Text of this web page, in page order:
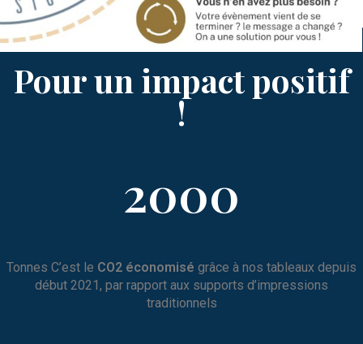
Pour un impact positif
!
2000
Tonnes C’est le CO2 économisé grâce à nos tableaux depuis
début 2021, par rapport aux supports d’impressions
traditionnels